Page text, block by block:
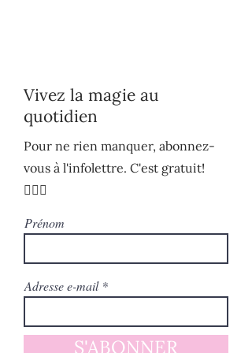
Vivez la magie au
quotidien
Pour ne rien manquer, abonnez-
vous à l'infolettre. C'est gratuit!
🧚🏻‍♀️
Prénom
Adresse e-mail
S'ABONNER